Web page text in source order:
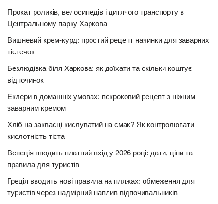
Прокат роликів, велосипедів і дитячого транспорту в
Центральному парку Харкова
Вишневий крем-курд: простий рецепт начинки для заварних
тістечок
Безлюдівка біля Харкова: як доїхати та скільки коштує
відпочинок
Еклери в домашніх умовах: покроковий рецепт з ніжним
заварним кремом
Хліб на заквасці кислуватий на смак? Як контролювати
кислотність тіста
Венеція вводить платний вхід у 2026 році: дати, ціни та
правила для туристів
Греція вводить нові правила на пляжах: обмеження для
туристів через надмірний наплив відпочивальників